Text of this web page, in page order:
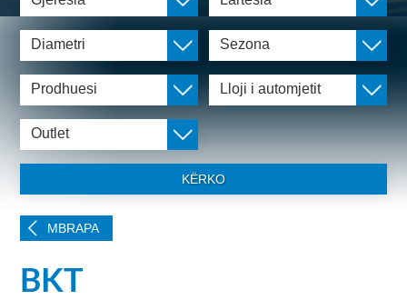
Diametri Sezona
Prodhuesi Lloji i automjetit
Outlet
KËRKO
MBRAPA
BKT